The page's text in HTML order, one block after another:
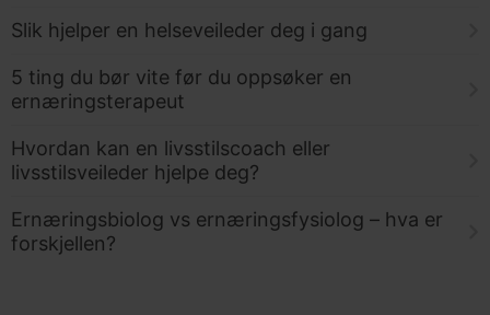
Slik hjelper en helseveileder deg i gang
5 ting du bør vite før du oppsøker en
ernæringsterapeut
Hvordan kan en livsstilscoach eller
livsstilsveileder hjelpe deg?
Ernæringsbiolog vs ernæringsfysiolog – hva er
forskjellen?